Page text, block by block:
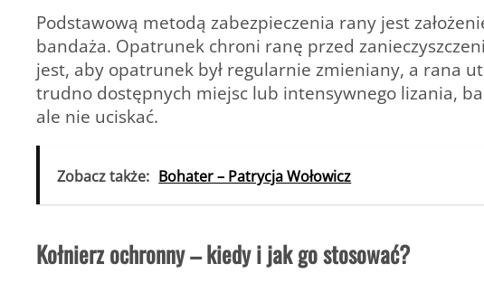
Podstawową metodą zabezpieczenia rany jest
bandaża. Opatrunek chroni ranę przed
jest, aby opatrunek był regularnie zmieniany, a rana
trudno dostępnych miejsc lub intensywnego lizania,
ale nie uciskać.
Zobacz także: Bohater – Patrycja Wołowicz
Kołnierz ochronny – kiedy i jak go stosować?